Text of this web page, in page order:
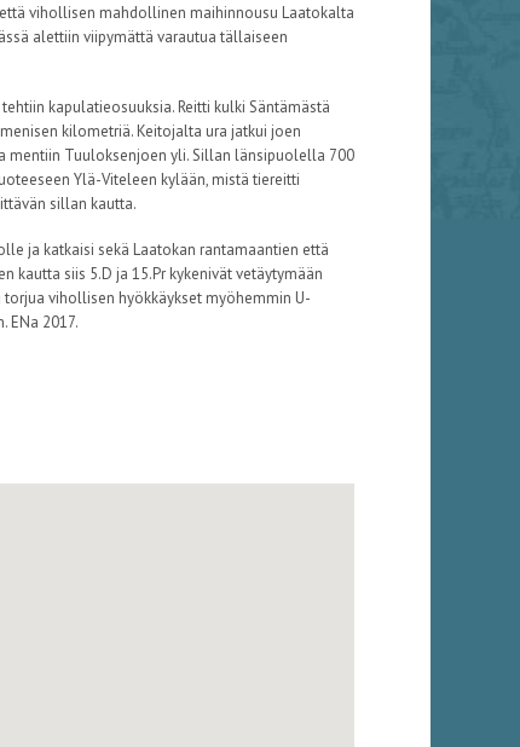
vihollisen mahdollinen maihinnousu Laatokalta
alettiin viipymättä varautua tällaiseen
kapulatieosuuksia. Reitti kulki Säntämästä
kilometriä. Keitojalta ura jatkui joen
Tuuloksenjoen yli. Sillan länsipuolella 700
Ylä-Viteleen kylään, mistä tiereitti
sillan kautta.
ja katkaisi sekä Laatokan rantamaantien että
kautta siis 5.D ja 15.Pr kykenivät vetäytymään
vihollisen hyökkäykset myöhemmin U-
ENa 2017.